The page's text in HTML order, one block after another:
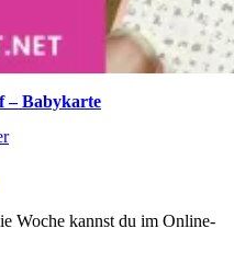
– Babykarte
Woche kannst du im Online-